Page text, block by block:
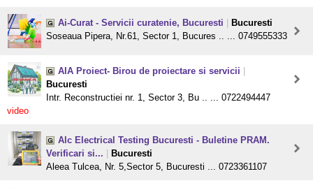
Ai-Curat - Servicii curatenie, Bucuresti
Bucuresti
Soseaua Pipera, Nr.61, Sector 1, Bucures .. ... 0749555333
AIA Proiect- Birou de proiectare si servicii
Bucuresti
Intr. Reconstructiei nr. 1, Sector 3, Bu .. ... 0722494447
video
Alc Electrical Testing Bucuresti - Buletine PRAM.
Verificari si...
Bucuresti
Aleea Tulcea, Nr. 5,Sector 5, Bucuresti ... 0723361107